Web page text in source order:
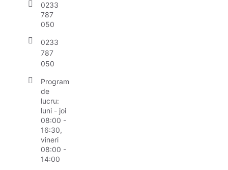
0233
787
050
0233
787
050
Program
de
lucru:
luni - joi
08:00 -
16:30,
vineri
08:00 -
14:00